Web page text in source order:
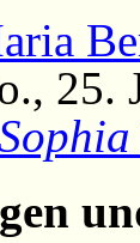
25.